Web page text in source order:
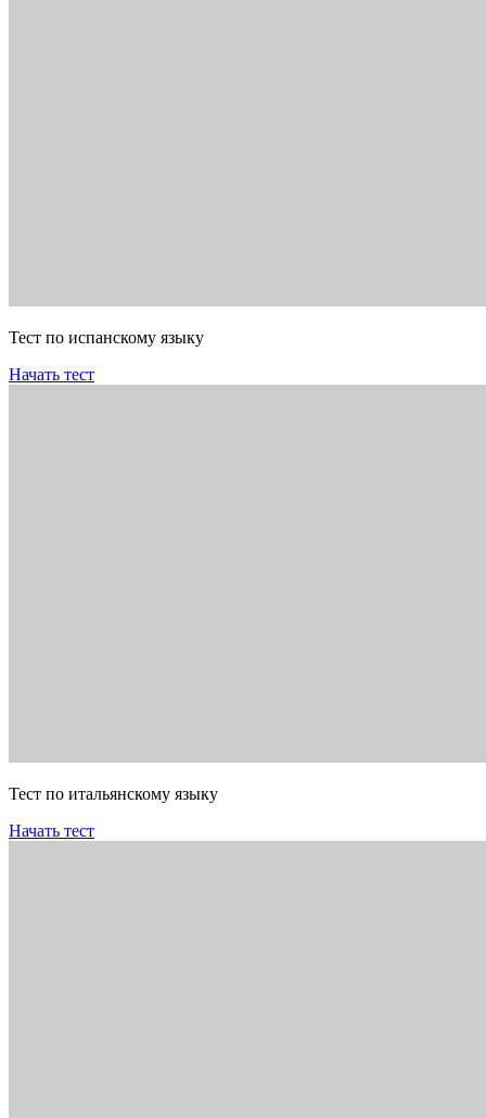
Тест по испанскому языку
Начать тест
Тест по итальянскому языку
Начать тест